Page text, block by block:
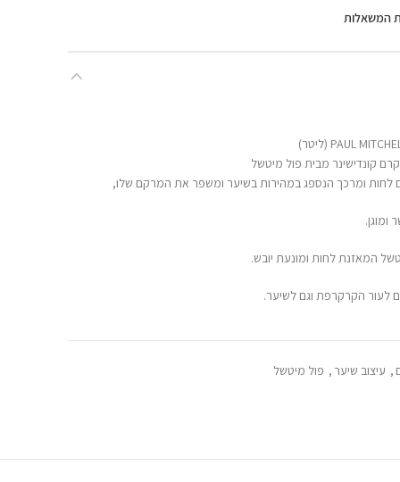
המשאלות
המאזנת לחות ומונעת יובש.
לעור הקרקרפת וגם לשיער.
, עיצוב שיער , פול מיטשל